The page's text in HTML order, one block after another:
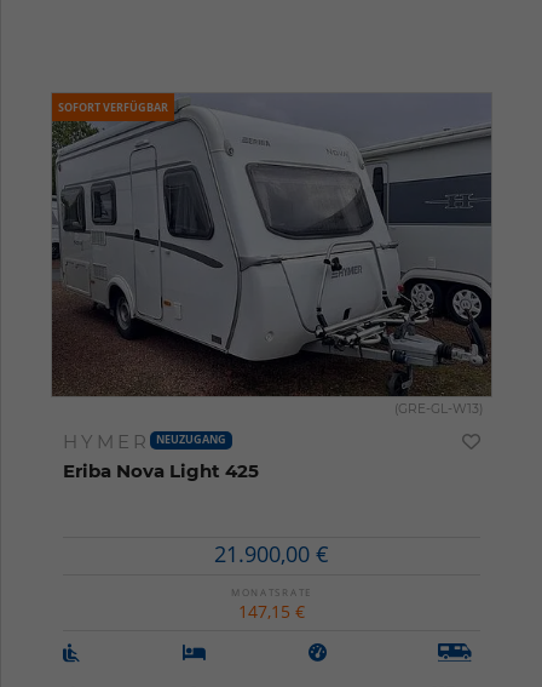
SOFORT VERFÜGBAR
HYMER NEUZUGANG
Eriba Nova Light 425
(GRE-GL-W13)
21.900,00 €
MONATSRATE
147,15 €